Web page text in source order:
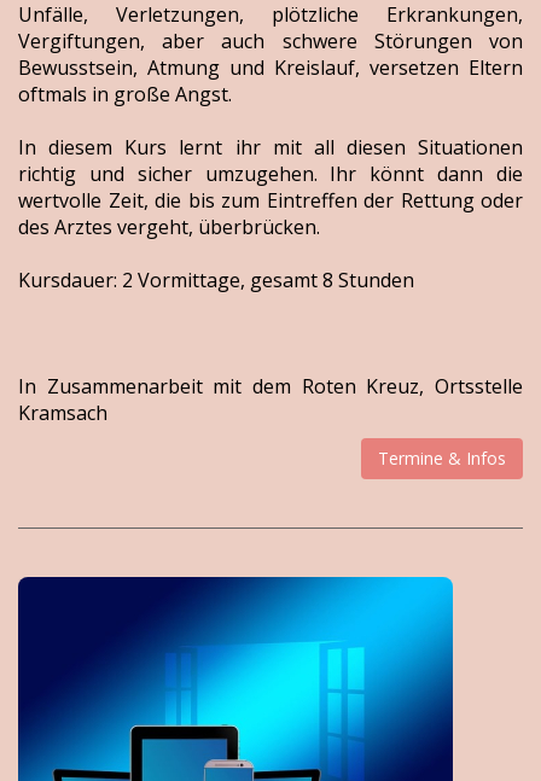
Unfälle, Verletzungen, plötzliche Erkrankungen,
Vergiftungen, aber auch schwere Störungen von
Bewusstsein, Atmung und Kreislauf, versetzen Eltern
oftmals in große Angst.
In diesem Kurs lernt ihr mit all diesen Situationen
richtig und sicher umzugehen. Ihr könnt dann die
wertvolle Zeit, die bis zum Eintreffen der Rettung oder
des Arztes vergeht, überbrücken.
Kursdauer: 2 Vormittage, gesamt 8 Stunden
In Zusammenarbeit mit dem Roten Kreuz, Ortsstelle
Kramsach
Termine & Infos